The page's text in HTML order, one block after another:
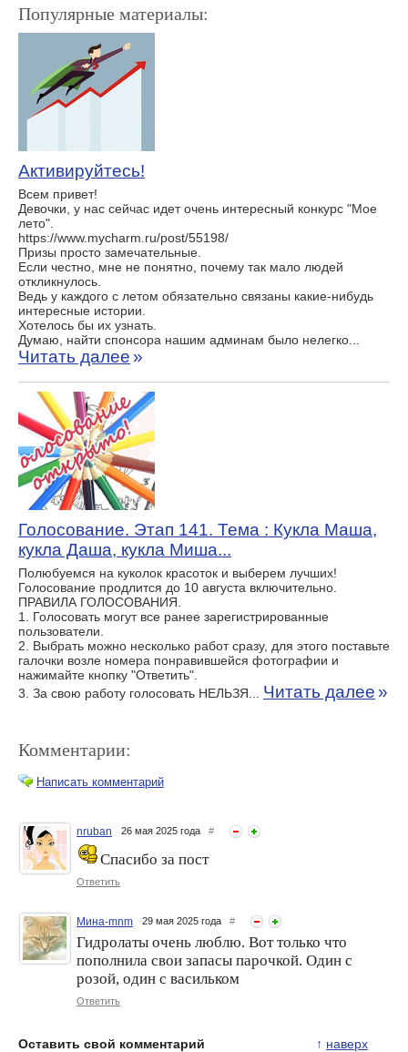
Популярные материалы:
Активируйтесь!
Всем привет!
Девочки, у нас сейчас идет очень интересный конкурс "Мое
лето".
https://www.mycharm.ru/post/55198/
Призы просто замечательные.
Если честно, мне не понятно, почему так мало людей
откликнулось.
Ведь у каждого с летом обязательно связаны какие-нибудь
интересные истории.
Хотелось бы их узнать.
Думаю, найти спонсора нашим админам было нелегко...
Читать далее »
Голосование. Этап 141. Тема : Кукла Маша,
кукла Даша, кукла Миша...
Полюбуемся на куколок красоток и выберем лучших!
Голосование продлится до 10 августа включительно.
ПРАВИЛА ГОЛОСОВАНИЯ.
1. Голосовать могут все ранее зарегистрированные
пользователи.
2. Выбрать можно несколько работ сразу, для этого поставьте
галочки возле номера понравившейся фотографии и
нажимайте кнопку "Ответить".
3. За свою работу голосовать НЕЛЬЗЯ... Читать далее »
Комментарии:
Написать комментарий
nruban 26 мая 2025 года #
Спасибо за пост
Ответить
Мина-mnm 29 мая 2025 года #
Гидролаты очень люблю. Вот только что
пополнила свои запасы парочкой. Один с
розой, один с васильком
Ответить
↑ наверх
Оставить свой комментарий